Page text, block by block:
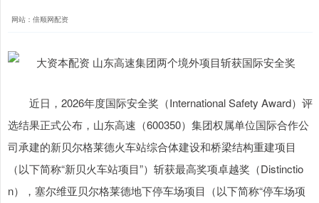
网站：倍顺网配资
近日，2026年度国际安全奖（International Safety Award）评
选结果正式公布，山东高速（600350）集团权属单位国际合作公
司承建的新贝尔格莱德火车站综合体建设和桥梁结构重建项目
（以下简称“新贝火车站项目”）斩获最高奖项卓越奖（Distinctio
n），塞尔维亚贝尔格莱德地下停车场项目（以下简称“停车场项